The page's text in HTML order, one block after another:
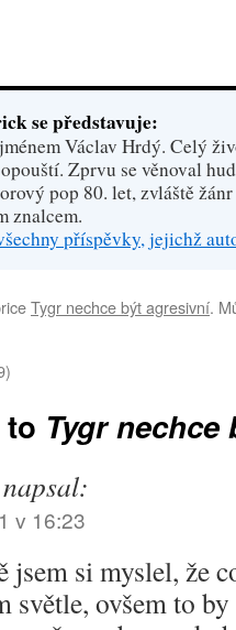
se představuje:
Václav Hrdý. Celý
Zprvu se věnoval
pop 80. let, zvláště
znalcem.
příspěvky, jejichž
Tygr nechce být agresivní.
to Tygr nechce
napsal:
v 16:23
jsem si myslel, že
světle, ovšem to